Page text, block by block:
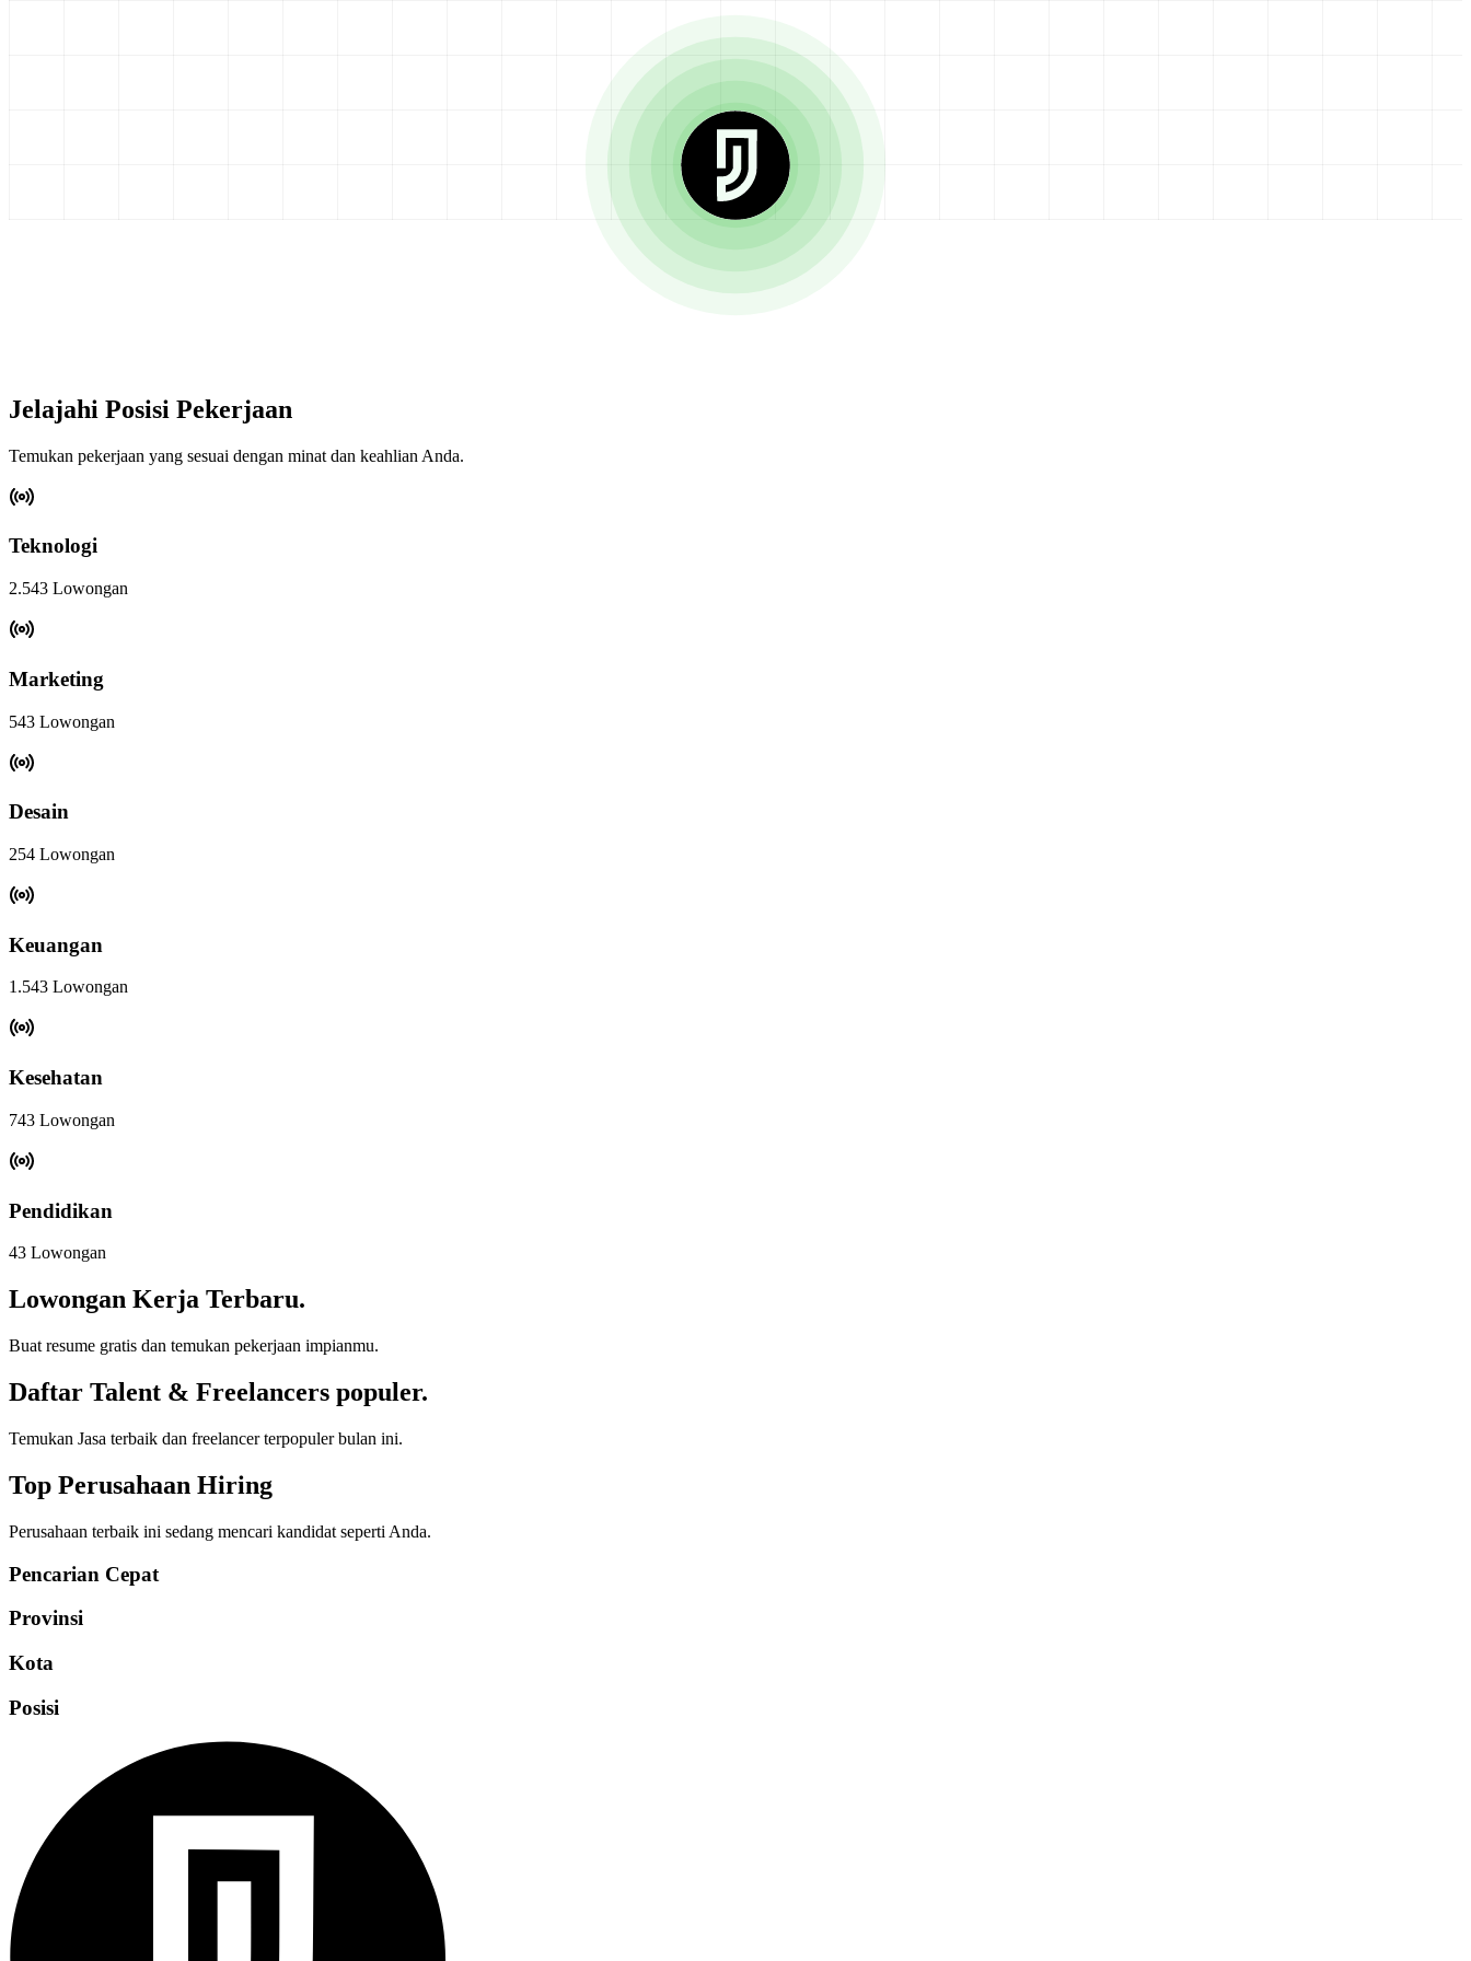
Jelajahi Posisi Pekerjaan
Temukan pekerjaan yang sesuai dengan minat dan keahlian Anda.
Teknologi
2.543 Lowongan
Marketing
543 Lowongan
Desain
254 Lowongan
Keuangan
1.543 Lowongan
Kesehatan
743 Lowongan
Pendidikan
43 Lowongan
Lowongan Kerja Terbaru.
Buat resume gratis dan temukan pekerjaan impianmu.
Daftar Talent & Freelancers populer.
Temukan Jasa terbaik dan freelancer terpopuler bulan ini.
Top Perusahaan Hiring
Perusahaan terbaik ini sedang mencari kandidat seperti Anda.
Pencarian Cepat
Provinsi
Kota
Posisi